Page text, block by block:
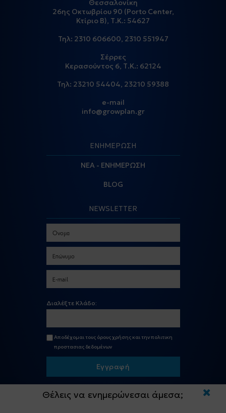
Θέλεις να ενημερώνεσαι άμεσα;
Θεσσαλονίκη
26ης Οκτωβρίου 90 (Porto Center,
Κτίριο Β), Τ.Κ.: 54627
Τηλ: 2310 606600, 2310 551947
Σέρρες
Κερασούντος 6, Τ.Κ.: 62124
Τηλ: 23210 54404, 23210 59388
e-mail
info@growplan.gr
ΕΝΗΜΕΡΩΣΗ
ΝΕΑ - ΕΝΗΜΕΡΩΣΗ
BLOG
NEWSLETTER
Διαλέξτε Κλάδο:
Αποδέχομαι τους όρους χρήσηςκαι τηνπολιτικη
προστασιας δεδομένων
Εγγραφή